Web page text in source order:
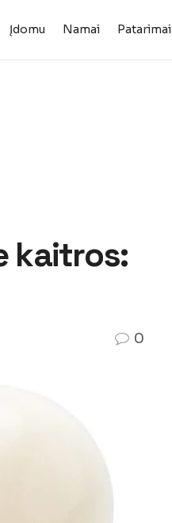
Įdomu Namai Patarimai
kaitros:
0